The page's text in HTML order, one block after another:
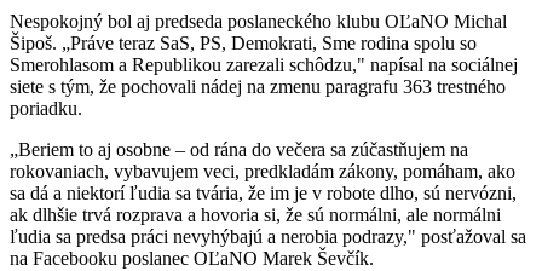
Nespokojný bol aj predseda poslaneckého klubu OĽaNO Michal
Šipoš. „Práve teraz SaS, PS, Demokrati, Sme rodina spolu so
Smerohlasom a Republikou zarezali schôdzu," napísal na sociálnej
siete s tým, že pochovali nádej na zmenu paragrafu 363 trestného
poriadku.
„Beriem to aj osobne – od rána do večera sa zúčastňujem na
rokovaniach, vybavujem veci, predkladám zákony, pomáham, ako
sa dá a niektorí ľudia sa tvária, že im je v robote dlho, sú nervózni,
ak dlhšie trvá rozprava a hovoria si, že sú normálni, ale normálni
ľudia sa predsa práci nevyhýbajú a nerobia podrazy," posťažoval sa
na Facebooku poslanec OĽaNO Marek Ševčík.